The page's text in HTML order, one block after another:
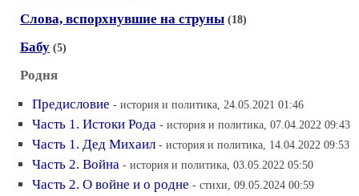
Слова, вспорхнувшие на струны (18)
Бабу (5)
Родня
Предисловие - история и политика, 24.05.2021 01:46
Часть 1. Истоки Рода - история и политика, 07.04.2022 09:43
Часть 1. Дед Михаил - история и политика, 14.04.2022 09:53
Часть 2. Война - история и политика, 03.05.2022 05:50
Часть 2. О войне и о родне - стихи, 09.05.2024 00:59